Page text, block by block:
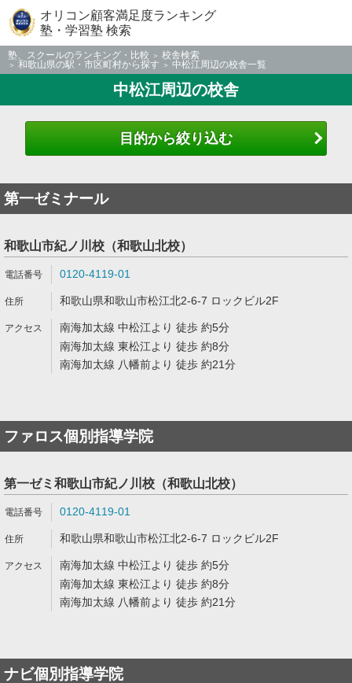
オリコン顧客満足度ランキング
塾・学習塾 検索
塾、スクールのランキング・比較
校舎検索
和歌山県の駅・市区町村から探す
中松江周辺の校舎一覧
中松江周辺の校舎
目的から絞り込む
第一ゼミナール
和歌山市紀ノ川校（和歌山北校）
0120-4119-01
和歌山県和歌山市松江北2-6-7 ロックビル2F
南海加太線 中松江より 徒歩 約5分
南海加太線 東松江より 徒歩 約8分
南海加太線 八幡前より 徒歩 約21分
ファロス個別指導学院
第一ゼミ和歌山市紀ノ川校（和歌山北校）
0120-4119-01
和歌山県和歌山市松江北2-6-7 ロックビル2F
南海加太線 中松江より 徒歩 約5分
南海加太線 東松江より 徒歩 約8分
南海加太線 八幡前より 徒歩 約21分
ナビ個別指導学院